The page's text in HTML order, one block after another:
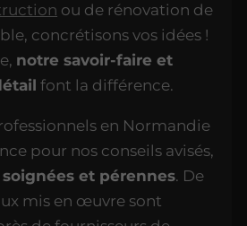
ou de rénovation de
concrétisons vos idées !
notre savoir-faire et
font la différence.
en Normandie
pour nos conseils avisés,
et pérennes. De
mis en œuvre sont